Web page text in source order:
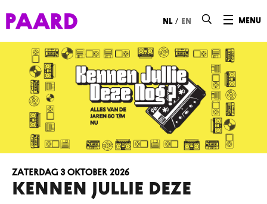
menu
nl / en
KENNEN JULLIE DEZE
zaterdag 3 oktober 2026